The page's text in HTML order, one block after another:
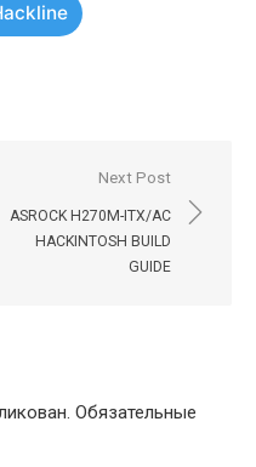
Next Post
ASROCK H270M-ITX/AC
HACKINTOSH BUILD
GUIDE
Обязательные